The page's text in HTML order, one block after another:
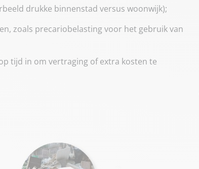
drukke binnenstad versus woonwijk);
zoals precariobelasting voor het gebruik van
tijd in om vertraging of extra kosten te